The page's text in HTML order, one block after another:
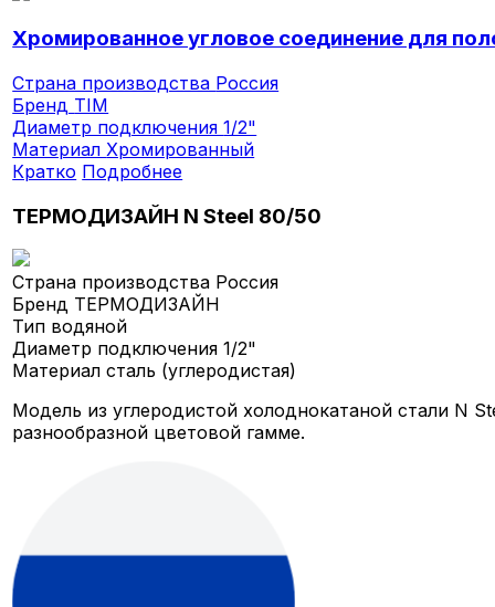
Хромированное угловое соединение для
Страна производства Россия
Бренд TIM
Диаметр подключения1/2"
МатериалХромированный
Кратко Подробнее
ТЕРМОДИЗАЙН N Steel 80/50
Страна производства Россия
Бренд ТЕРМОДИЗАЙН
Тип водяной
Диаметр подключения1/2"
Материалсталь (углеродистая)
Модель из углеродистой холоднокатаной стали N
разнообразной цветовой гамме.